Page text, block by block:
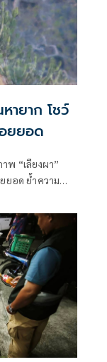
ายาก โชว์
ยยอด
“เลียงผา”
ยอด ย้ำความ